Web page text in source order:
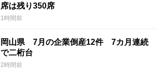
席は残り350席
1時間前
岡山県 7月の企業倒産12件 7カ月連続
で二桁台
2時間前